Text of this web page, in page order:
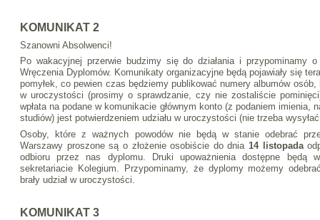
KOMUNIKAT 2
Szanowni Absolwenci!
Po wakacyjnej przerwie budzimy się do działania i przypominamy
Wręczenia Dyplomów. Komunikaty organizacyjne będą pojawiały się
pomyłek, co pewien czas będziemy publikować numery albumów osób,
w uroczystości (prosimy o sprawdzanie, czy nie zostaliście
wpłata na podane w komunikacie głównym konto (z podaniem imienia,
studiów) jest potwierdzeniem udziału w uroczystości (nie trzeba
Osoby, które z ważnych powodów nie będą w stanie odebrać
Warszawy proszone są o złożenie osobiście do dnia14 listopada
odbioru przez nas dyplomu. Druki upoważnienia dostępne będą
sekretariacie Kolegium. Przypominamy, że dyplomy możemy
brały udział w uroczystości.
KOMUNIKAT 3